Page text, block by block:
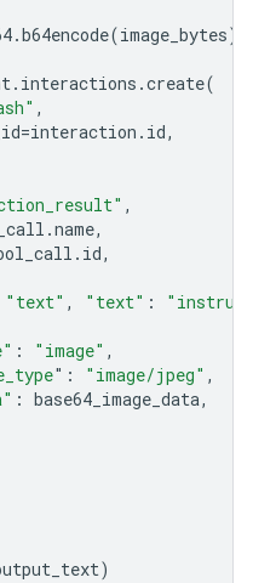
.b64encode(image_bytes)
. interactions .create(
,
=interaction . id,
,
.name,
. id,
"text" , "text" :
: "image" ,
" : "image/jpeg" ,
: base64_image_data,
)